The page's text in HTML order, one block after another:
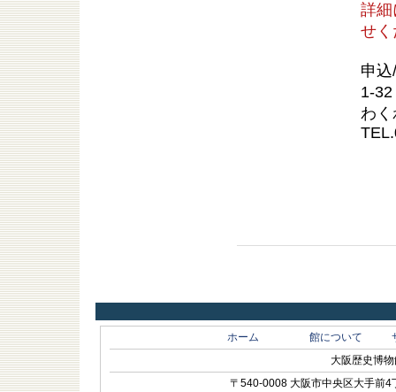
詳細
せく
申
1-
わ
ホーム 館について
大阪歴史博
〒540-0008 大阪市中央区大手